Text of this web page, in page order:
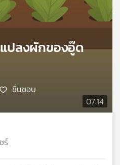
07:14
ปลงผักของอู๊ด
ชื่นชอบ
ร์